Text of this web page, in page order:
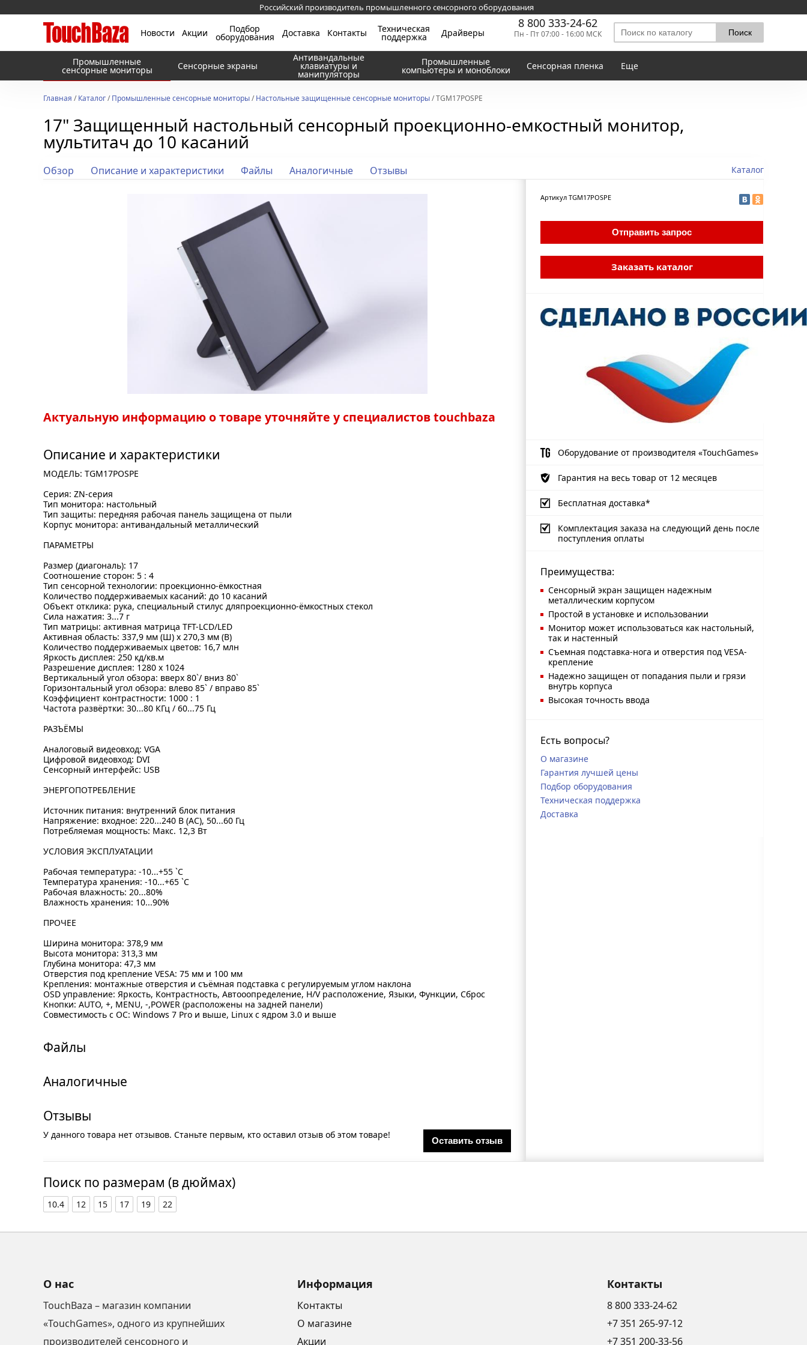
Российский производитель промышленного сенсорного оборудования
Новости Акции Подбор
оборудования Доставка Контакты Техническая
поддержка Драйверы
8 800 333-24-62
Пн - Пт 07:00 - 16:00 МСК
Промышленные
сенсорные мониторы Сенсорные экраны
Антивандальные
клавиатуры и
манипуляторы
Промышленные
компьютеры и моноблоки Сенсорная пленка Еще
Главная /Каталог/Промышленные сенсорные мониторы/Настольные защищенные сенсорные мониторы/ TGM17POSPE
17" Защищенный настольный сенсорный проекционно-емкостный монитор,
мультитач до 10 касаний
Обзор Описание и характеристики Файлы Аналогичные Отзывы Каталог
Актуальную информацию о товаре уточняйте у специалистов touchbaza
Описание и характеристики
МОДЕЛЬ: TGM17POSPE
Серия: ZN-серия
Тип монитора: настольный
Тип защиты: передняя рабочая панель защищена от пыли
Корпус монитора: антивандальный металлический
ПАРАМЕТРЫ
Размер (диагональ): 17
Соотношение сторон: 5 : 4
Тип сенсорной технологии: проекционно-ёмкостная
Количество поддерживаемых касаний: до 10 касаний
Объект отклика: рука, специальный стилус дляпроекционно-ёмкостных стекол
Сила нажатия: 3...7 г
Тип матрицы: активная матрица TFT-LCD/LED
Активная область: 337,9 мм (Ш) х 270,3 мм (В)
Количество поддерживаемых цветов: 16,7 млн
Яркость дисплея: 250 кд/кв.м
Разрешение дисплея: 1280 x 1024
Вертикальный угол обзора: вверх 80`/ вниз 80`
Горизонтальный угол обзора: влево 85` / вправо 85`
Коэффициент контрастности: 1000 : 1
Частота развёртки: 30...80 КГц / 60...75 Гц
РАЗЪЁМЫ
Аналоговый видеовход: VGA
Цифровой видеовход: DVI
Сенсорный интерфейс: USB
ЭНЕРГОПОТРЕБЛЕНИЕ
Источник питания: внутренний блок питания
Напряжение: входное: 220...240 В (AC), 50...60 Гц
Потребляемая мощность: Макс. 12,3 Вт
УСЛОВИЯ ЭКСПЛУАТАЦИИ
Рабочая температура: -10...+55 `C
Температура хранения: -10...+65 `C
Рабочая влажность: 20...80%
Влажность хранения: 10...90%
ПРОЧЕЕ
Ширина монитора: 378,9 мм
Высота монитора: 313,3 мм
Глубина монитора: 47,3 мм
Отверстия под крепление VESA: 75 мм и 100 мм
Крепления: монтажные отверстия и съёмная подставка с регулируемым углом наклона
OSD управление: Яркость, Контрастность, Автооопределение, H/V расположение, Языки, Функции, Сброс
Кнопки: AUTO, +, MENU, -,POWER (расположены на задней панели)
Совместимость с ОС: Windows 7 Pro и выше, Linux с ядром 3.0 и выше
Файлы
Аналогичные
Отзывы
Оставить отзыв
У данного товара нет отзывов. Станьте первым, кто оставил отзыв об этом товаре!
Артикул TGM17POSPE
Отправить запрос
Заказать каталог
Оборудование от производителя «TouchGames»
Гарантия на весь товар от 12 месяцев
Бесплатная доставка*
Комплектация заказа на следующий день после
поступления оплаты
Преимущества:
Сенсорный экран защищен надежным
металлическим корпусом
Простой в установке и использовании
Монитор может использоваться как настольный,
так и настенный
Съемная подставка-нога и отверстия под VESA-
крепление
Надежно защищен от попадания пыли и грязи
внутрь корпуса
Высокая точность ввода
Есть вопросы?
О магазине
Гарантия лучшей цены
Подбор оборудования
Техническая поддержка
Доставка
Поиск по размерам (в дюймах)
10.4 12 15 17 19 22
О нас
TouchBaza – магазин компании
«TouchGames», одного из крупнейших
производителей сенсорного и
Информация
Контакты
О магазине
Акции
Контакты
8 800 333-24-62
+7 351 265-97-12
+7 351 200-33-56